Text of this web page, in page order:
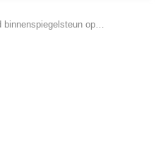
binnenspiegelsteun op…